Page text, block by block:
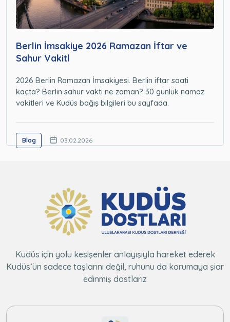
Berlin İmsakiye 2026 Ramazan İftar ve
Sahur Vakitl
2026 Berlin Ramazan İmsakiyesi. Berlin iftar saati
kaçta? Berlin sahur vakti ne zaman? 30 günlük namaz
vakitleri ve Kudüs bağış bilgileri bu sayfada.
Blog 03.02.2026
Kudüs için yolu kesişenler anlayışıyla hareket ederek
Kudüs’ün sadece taşlarını değil, ruhunu da korumaya şiar
edinmiş dostlarız